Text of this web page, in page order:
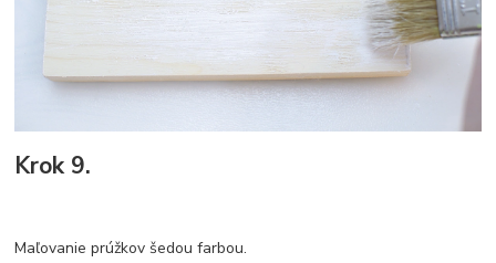
Krok 9.
Maľovanie prúžkov šedou farbou.